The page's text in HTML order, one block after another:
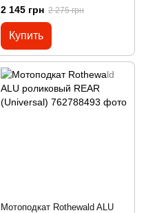
2 145 грн 2 275 грн
Купить
Мотоподкат Rothewald ALU